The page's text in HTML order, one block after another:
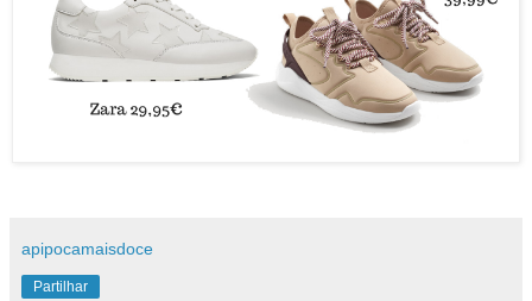
apipocamaisdoce
Partilhar